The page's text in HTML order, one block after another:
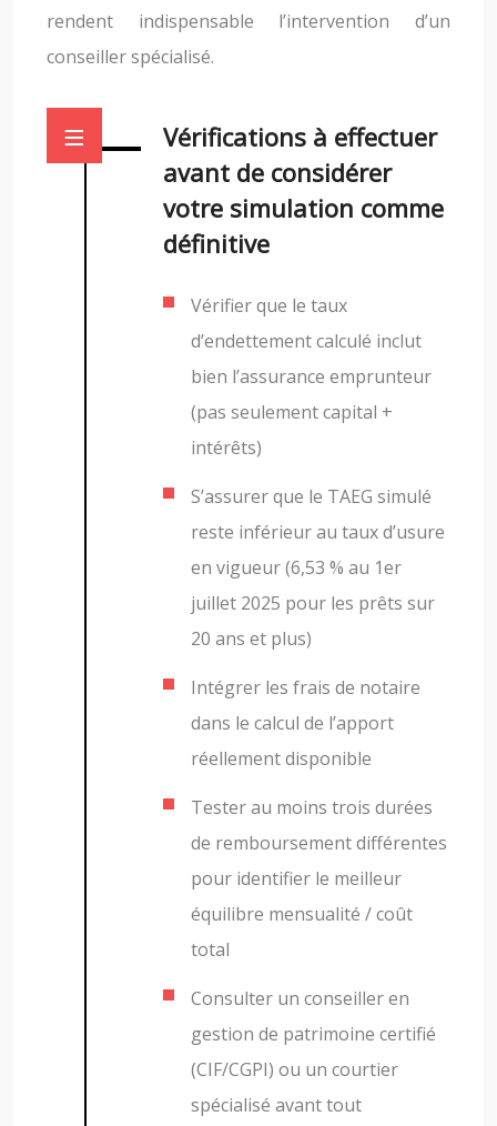
rendent indispensable l’intervention d’un
conseiller spécialisé.
Vérifications à effectuer
avant de considérer
votre simulation comme
définitive
Vérifier que le taux
d’endettement calculé inclut
bien l’assurance emprunteur
(pas seulement capital +
intérêts)
S’assurer que le TAEG simulé
reste inférieur au taux d’usure
en vigueur (6,53 % au 1er
juillet 2025 pour les prêts sur
20 ans et plus)
Intégrer les frais de notaire
dans le calcul de l’apport
réellement disponible
Tester au moins trois durées
de remboursement différentes
pour identifier le meilleur
équilibre mensualité / coût
total
Consulter un conseiller en
gestion de patrimoine certifié
(CIF/CGPI) ou un courtier
spécialisé avant tout